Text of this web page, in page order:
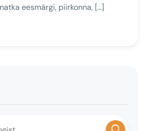
eesmärgi, piirkonna, […]